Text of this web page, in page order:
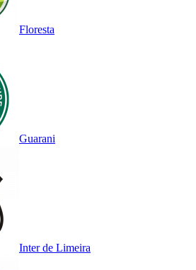
Floresta
Guarani
Inter de Limeira